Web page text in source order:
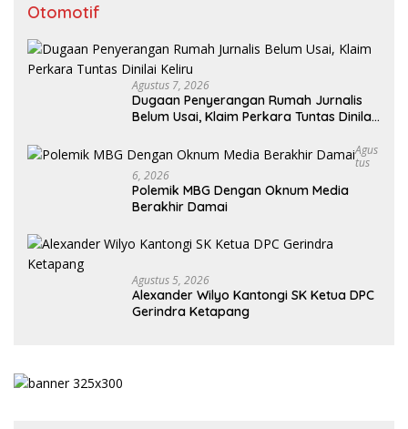
Otomotif
Agustus 7, 2026
Dugaan Penyerangan Rumah Jurnalis
Belum Usai, Klaim Perkara Tuntas Dinilai
Agus
Tus
6, 2026
Polemik MBG Dengan Oknum Media
Berakhir Damai
Agustus 5, 2026
Alexander Wilyo Kantongi SK Ketua DPC
Gerindra Ketapang